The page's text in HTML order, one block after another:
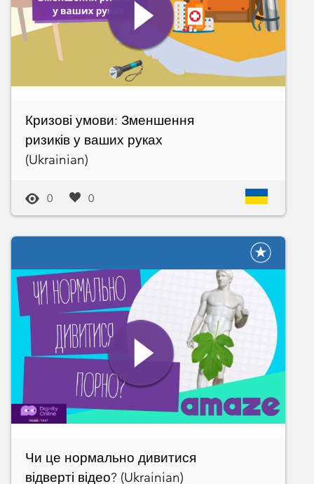
Кризові умови: Зменшення
ризиків у ваших руках
(Ukrainian)
0 0
Чи це нормально дивитися
відверті відео? (Ukrainian)